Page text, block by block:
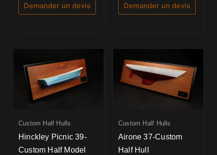
Demander un devis Demander un devis
Custom Half Hulls
Hinckley Picnic 39-
Custom Half Model
Custom Half Hulls
Airone 37-Custom
Half Hull